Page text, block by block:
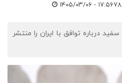
۱۴۰۵/۰۳/۰۶ - ۱۷:۵۶
درباره توافق با ایران را منتشر